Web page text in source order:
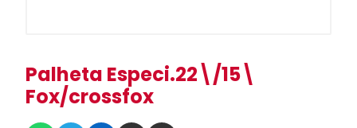
Palheta Especi.22\/15\
Fox/crossfox